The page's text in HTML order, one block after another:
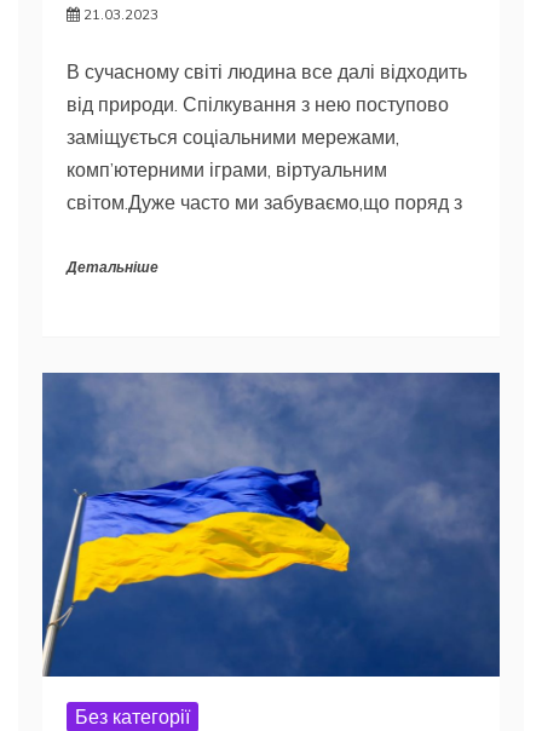
21.03.2023
В сучасному світі людина все далі відходить
від природи. Спілкування з нею поступово
заміщується соціальними мережами,
комп’ютерними іграми, віртуальним
світом.Дуже часто ми забуваємо,що поряд з
Детальніше
Без категорії